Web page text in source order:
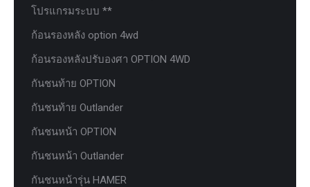
โปรแกรมระบบ **
ก้อนรองหลัง option 4wd
ก้อนรองหลังปรับองศา OPTION 4WD
กันชนท้าย OPTION
กันชนท้าย Outlander
กันชนหน้า OPTION
กันชนหน้า Outlander
กันชนหน้ารุ่น HAMER